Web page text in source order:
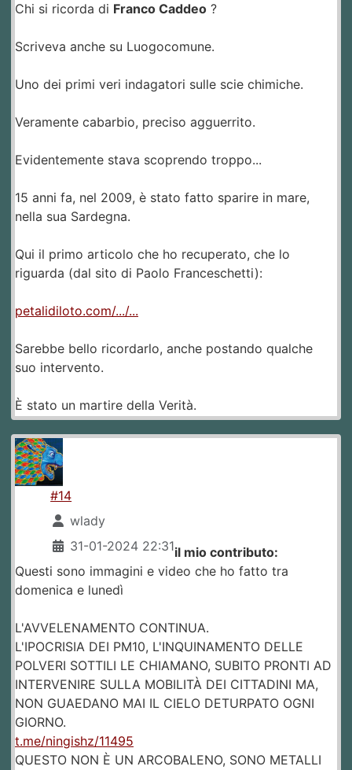
Chi si ricorda di Franco Caddeo ?
Scriveva anche su Luogocomune.
Uno dei primi veri indagatori sulle scie chimiche.
Veramente cabarbio, preciso agguerrito.
Evidentemente stava scoprendo troppo...
15 anni fa, nel 2009, è stato fatto sparire in mare,
nella sua Sardegna.
Qui il primo articolo che ho recuperato, che lo
riguarda (dal sito di Paolo Franceschetti):
petalidiloto.com/.../...
Sarebbe bello ricordarlo, anche postando qualche
suo intervento.
È stato un martire della Verità.
#14
wlady
31-01-2024 22:31il mio contributo:
Questi sono immagini e video che ho fatto tra
domenica e lunedì
L'AVVELENAMENTO CONTINUA.
L'IPOCRISIA DEI PM10, L'INQUINAMENTO DELLE
POLVERI SOTTILI LE CHIAMANO, SUBITO PRONTI AD
INTERVENIRE SULLA MOBILITÀ DEI CITTADINI MA,
NON GUAEDANO MAI IL CIELO DETURPATO OGNI
GIORNO.
t.me/ningishz/11495
QUESTO NON È UN ARCOBALENO, SONO METALLI